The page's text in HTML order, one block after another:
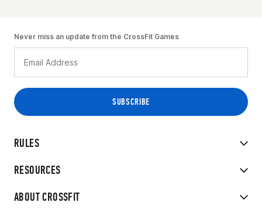
RULES
RESOURCES
ABOUT CROSSFIT
Never miss an update from the CrossFit Games